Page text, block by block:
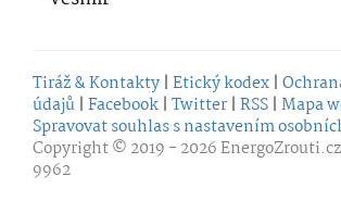
Tiráž & Kontakty | Etický kodex |
údajů | Facebook | Twitter | RSS | Mapa
Spravovat souhlas s nastavením
Copyright © 2019 - 2026EnergoZrouti.cz
9962